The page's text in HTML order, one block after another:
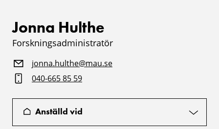
Jonna Hulthe
Forskningsadministratör
jonna.hulthe@mau.se
040-665 85 59
Anställd vid